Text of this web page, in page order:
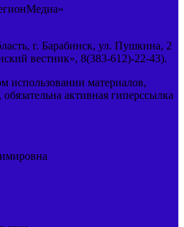
г. Барабинск, ул. Пушкина, 2
вестник», 8(383-612)-22-43).
использовании материалов,
активная гиперссылка